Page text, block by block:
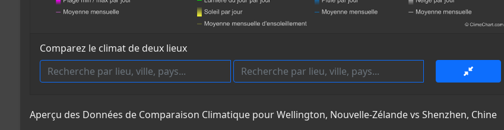
Comparez le climat de deux lieux
Aperçu des Données de Comparaison Climatique pour Wellington, Nouvelle-Zélande vs Shenzhen, Chine